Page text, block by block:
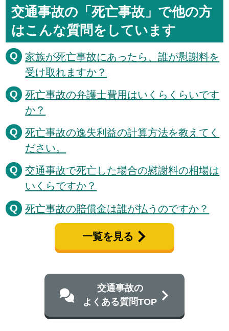
交通事故の「死亡事故」で他の方
はこんな質問をしています
家族が死亡事故にあったら、誰が慰謝料を
受け取れますか？
死亡事故の弁護士費用はいくらくらいです
か？
死亡事故の逸失利益の計算方法を教えてく
ださい。
交通事故で死亡した場合の慰謝料の相場は
いくらですか？
死亡事故の賠償金は誰が払うのですか？
一覧を見る
交通事故の
よくある質問TOP